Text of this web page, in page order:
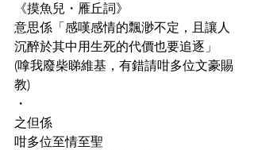
《摸魚兒・雁丘詞》
意思係「感嘆感情的飄渺不定，且讓人
沉醉於其中用生死的代價也要追逐」
(嗱我廢柴睇維基，有錯請咁多位文豪賜
教)
・
之但係
咁多位至情至聖